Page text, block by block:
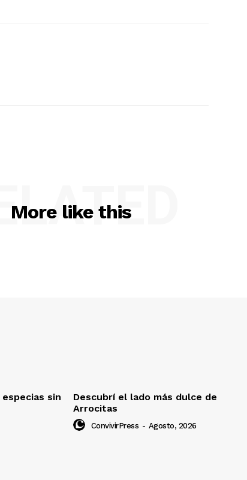
More like this
sin
Descubrí el lado más dulce de
Arrocitas
ConvivirPress - Agosto, 2026